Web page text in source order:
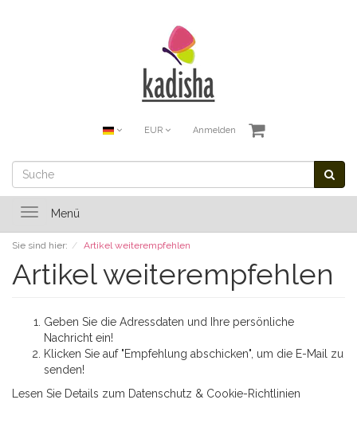
EUR Anmelden
ToggleMenü
Sie sind hier: Artikel weiterempfehlen
Artikel weiterempfehlen
Geben Sie die Adressdaten und Ihre persönliche
Nachricht ein!
Klicken Sie auf "Empfehlung abschicken", um die E-Mail zu
senden!
Lesen Sie Details zum Datenschutz & Cookie-Richtlinien